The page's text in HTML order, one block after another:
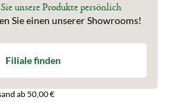
unsere Produkte persönlich
Sie einen unserer Showrooms!
Filiale finden
ab 50,00 €